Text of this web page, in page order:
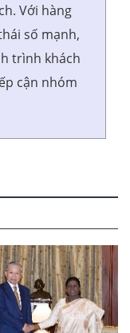
Với hàng
số mạnh,
trình khách
cận nhóm